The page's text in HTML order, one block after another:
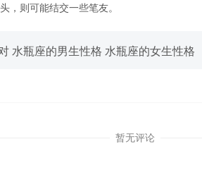
，则可能结交一些笔友。
水瓶座的男生性格 水瓶座的女生性格
暂无评论